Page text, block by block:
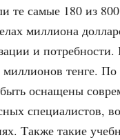
те самые 180 из
миллиона
и
тенге. По
оснащены
специалистов,
Также такие